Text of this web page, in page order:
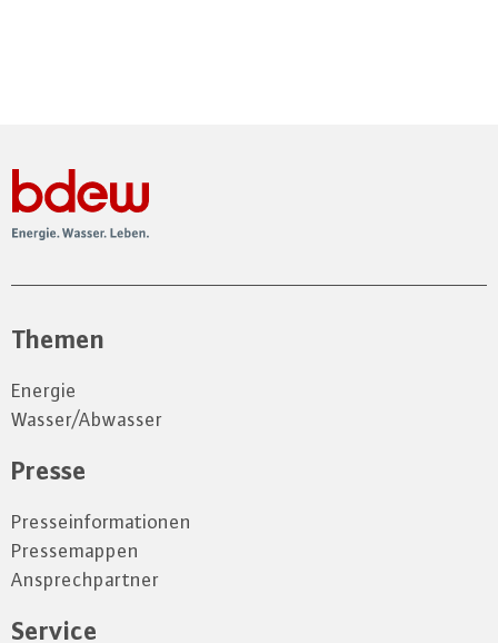
Themen
Energie
Wasser/Abwasser
Presse
Presseinformationen
Pressemappen
Ansprechpartner
Service